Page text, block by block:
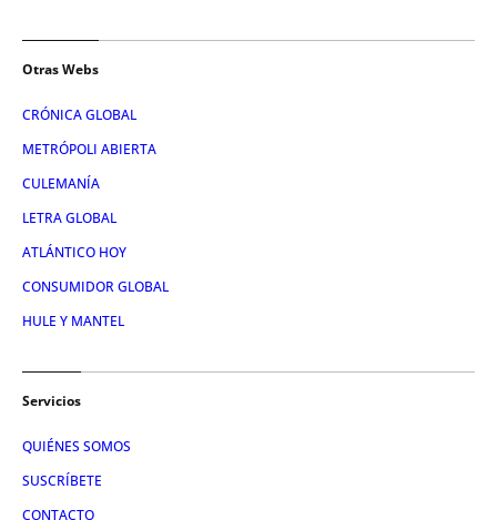
Otras Webs
CRÓNICA GLOBAL
METRÓPOLI ABIERTA
CULEMANÍA
LETRA GLOBAL
ATLÁNTICO HOY
CONSUMIDOR GLOBAL
HULE Y MANTEL
Servicios
QUIÉNES SOMOS
SUSCRÍBETE
CONTACTO